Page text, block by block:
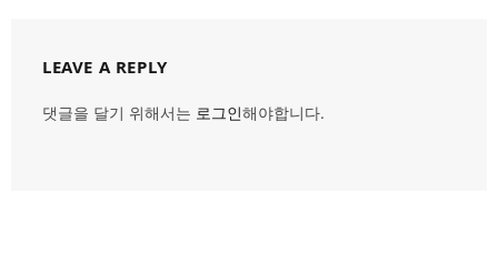
LEAVE A REPLY
댓글을 달기 위해서는 로그인해야합니다.